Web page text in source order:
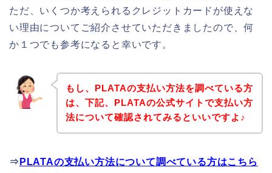
ただ、いくつか考えられるクレジットカードが使えな
い理由についてご紹介させていただきましたので、何
か１つでも参考になると幸いです。
もし、PLATAの支払い方法を調べている方
は、下記、PLATAの公式サイトで支払い方
法について確認されてみるといいですよ♪
⇒ PLATAの支払い方法について調べている方はこちら